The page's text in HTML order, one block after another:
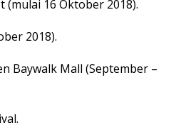
(mulai 16 Oktober 2018).
2018).
Baywalk Mall (September –